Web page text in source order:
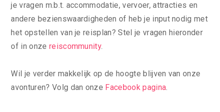
je vragen m.b.t. accommodatie, vervoer, attracties en
andere bezienswaardigheden of heb je input nodig met
het opstellen van je reisplan? Stel je vragen hieronder
of in onze reiscommunity.
Wil je verder makkelijk op de hoogte blijven van onze
avonturen? Volg dan onze Facebook pagina.